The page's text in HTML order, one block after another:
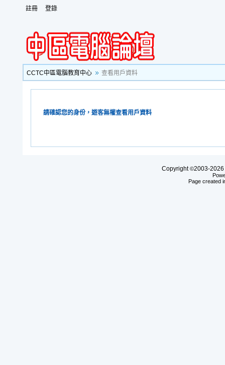
註冊 登錄
CCTC中區電腦教育中心 查看用戶資料
請確認您的身份，遊客無權查看用戶資料
Copyright©2003-2026
Page created